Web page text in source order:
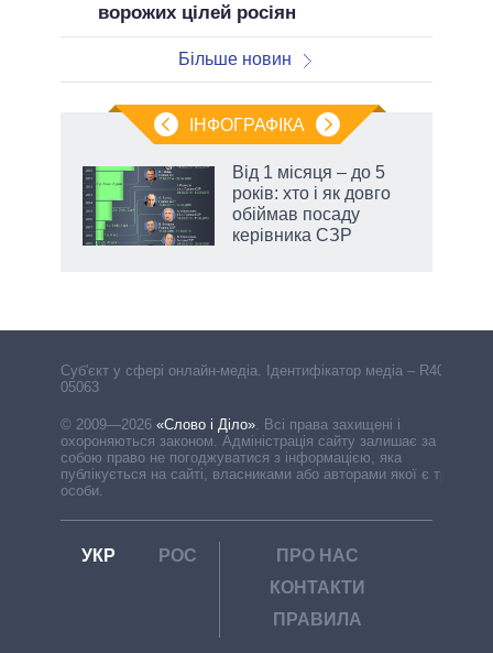
ворожих цілей росіян
Більше новин
ІНФОГРАФІКА
Від 1 місяця – до 5
років: хто і як довго
обіймав посаду
керівника СЗР
Cуб'єкт у сфері онлайн-медіа. Ідентифікатор медіа – R40-
05063
© 2009—2026 «Слово і Діло»
Всі права захищені і
охороняються законом. Адміністрація сайту залишає за
собою право не погоджуватися з інформацією, яка
публікується на сайті, власниками або авторами якої є треті
особи.
УКР РОС
ПРО НАС
КОНТАКТИ
ПРАВИЛА